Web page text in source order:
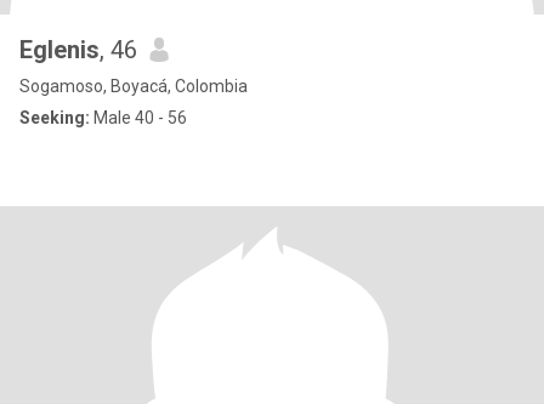
Eglenis, 46
Sogamoso, Boyacá, Colombia
Seeking: Male 40 - 56